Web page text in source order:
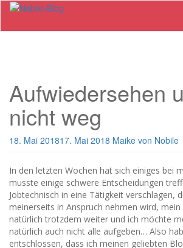
Skip
main
Aufwiedersehen
nicht weg
18. Mai 201817. Mai 2018 Maike von Nobile
In den letzten Wochen hat sich einiges bei
musste einige schwere Entscheidungen
Jobtechnisch in eine Tätigkeit verschlagen,
meinerseits in Anspruch nehmen wird,
natürlich trotzdem weiter und ich möchte
natürlich auch nicht alle aufgeben… Also
entschlossen, dass ich meinen geliebten